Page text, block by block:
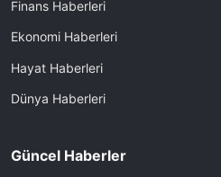
Finans Haberleri
Ekonomi Haberleri
Hayat Haberleri
Dünya Haberleri
Güncel Haberler